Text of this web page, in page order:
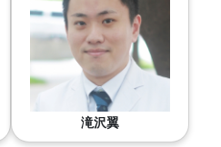
滝沢翼